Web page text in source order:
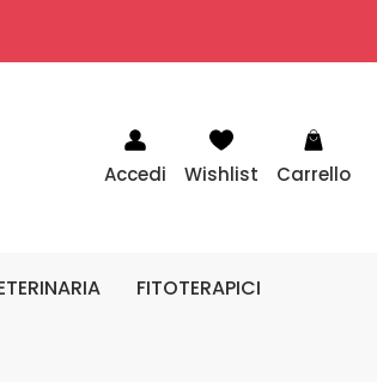
Accedi Wishlist Carrello
FITOTERAPICI